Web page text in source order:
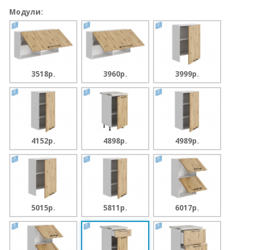
Модули:
3518p. 3960p. 3999p.
4152p. 4898p. 4989p.
5015p. 5811p. 6017p.